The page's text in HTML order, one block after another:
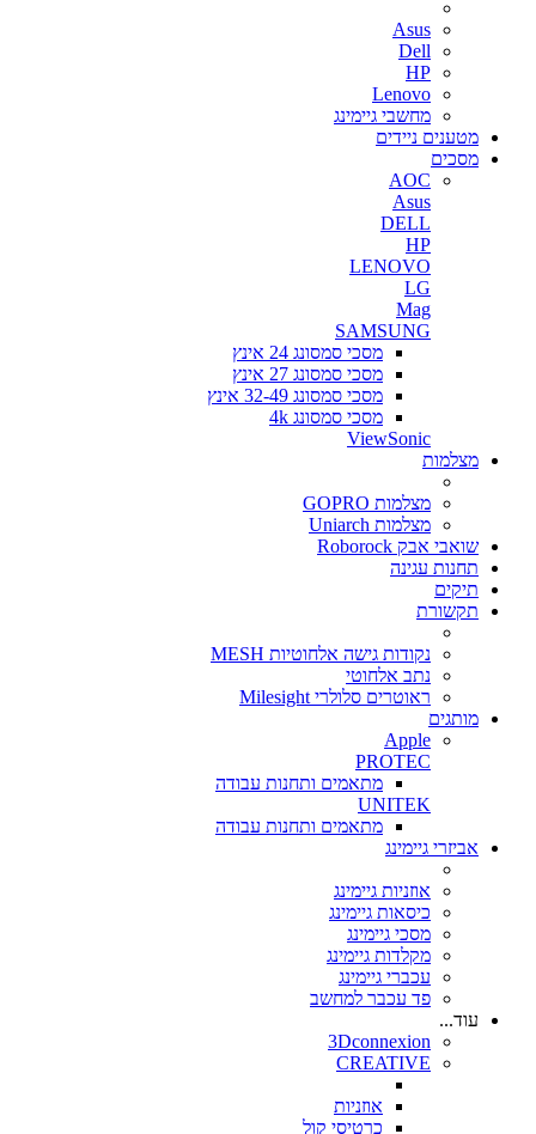
Asus
Dell
HP
Lenovo
מחשבי גיימינג
מטענים ניידים
מסכים
AOC
Asus
DELL
HP
LENOVO
LG
Mag
SAMSUNG
מסכי סמסונג 24 אינץ
מסכי סמסונג 27 אינץ
מסכי סמסונג 32-49 אינץ
מסכי סמסונג 4k
ViewSonic
מצלמות
מצלמות GOPRO
מצלמות Uniarch
שואבי אבק Roborock
תחנות עגינה
תיקים
תקשורת
נקודות גישה אלחוטיות MESH
נתב אלחוטי
ראוטרים סלולרי Milesight
מותגים
Apple
PROTEC
מתאמים ותחנות עבודה
UNITEK
מתאמים ותחנות עבודה
אביזרי גיימינג
אוזניות גיימינג
כיסאות גיימינג
מסכי גיימינג
מקלדות גיימינג
עכברי גיימינג
פד עכבר למחשב
עוד...
3Dconnexion
CREATIVE
אוזניות
כרטיסי קול